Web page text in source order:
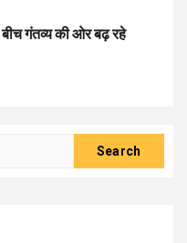
गंतव्य की ओर बढ़ रहे